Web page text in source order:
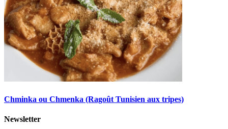
Chminka ou Chmenka (Ragoût Tunisien aux tripes)
Newsletter